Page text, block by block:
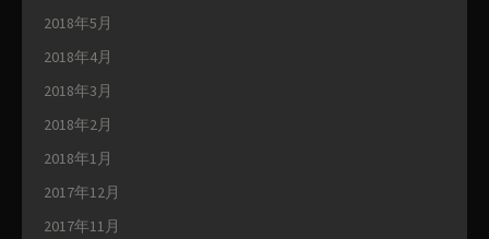
2018年5月
2018年4月
2018年3月
2018年2月
2018年1月
2017年12月
2017年11月